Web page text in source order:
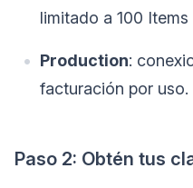
limitado a 100
Production:
facturación por uso.
Paso 2: Obtén tus